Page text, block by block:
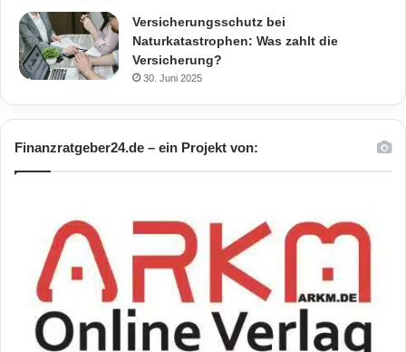
Versicherungsschutz bei
Naturkatastrophen: Was zahlt die
Versicherung?
30. Juni 2025
Finanzratgeber24.de – ein Projekt von: